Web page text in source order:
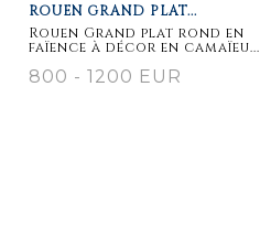
ROUEN GRAND PLAT...
Rouen Grand plat rond en
faïence à décor en camaïeu...
800 - 1200 EUR